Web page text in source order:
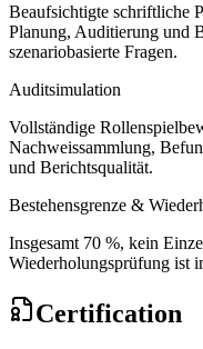
Beaufsichtigte schriftliche
Planung, Auditierung und
szenariobasierte Fragen.
Auditsimulation
Vollständige
Nachweissammlung,
und Berichtsqualität.
Bestehensgrenze &
Insgesamt 70 %, kein
Wiederholungsprüfung ist
Certification